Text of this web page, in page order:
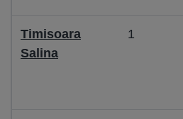
Timisoara
Salina
1